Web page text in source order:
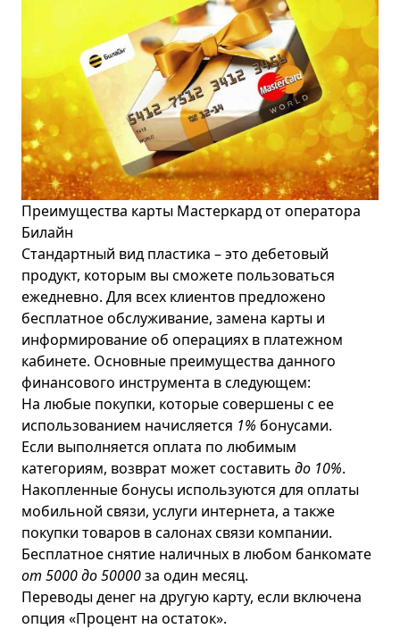
Преимущества карты Мастеркард от оператора
Билайн
Стандартный вид пластика – это дебетовый
продукт, которым вы сможете пользоваться
ежедневно. Для всех клиентов предложено
бесплатное обслуживание, замена карты и
информирование об операциях в платежном
кабинете. Основные преимущества данного
финансового инструмента в следующем:
На любые покупки, которые совершены с ее
использованием начисляется 1% бонусами.
Если выполняется оплата по любимым
категориям, возврат может составить до 10%.
Накопленные бонусы используются для оплаты
мобильной связи, услуги интернета, а также
покупки товаров в салонах связи компании.
Бесплатное снятие наличных в любом банкомате
от 5000 до 50000за один месяц.
Переводы денег на другую карту, если включена
опция «Процент на остаток».